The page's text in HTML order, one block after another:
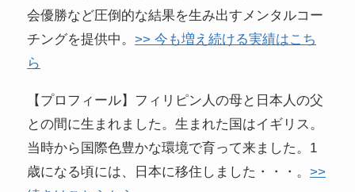
会優勝など圧倒的な結果を生み出すメンタルコー
チングを提供中。>> 今も増え続ける実績はこち
ら
【プロフィール】フィリピン人の母と日本人の父
との間に生まれました。生まれた国はイギリス。
当時から国際色豊かな環境で育って来ました。1
歳になる頃には、日本に移住しました・・・。>>